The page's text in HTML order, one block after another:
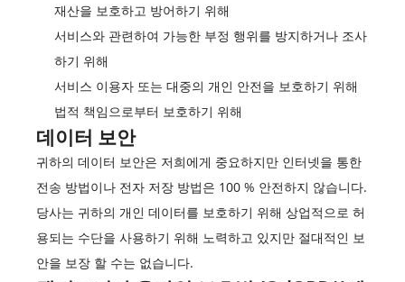
재산을 보호하고 방어하기 위해
서비스와 관련하여 가능한 부정 행위를 방지하거나 조사
하기 위해
서비스 이용자 또는 대중의 개인 안전을 보호하기 위해
법적 책임으로부터 보호하기 위해
데이터 보안
귀하의 데이터 보안은 저희에게 중요하지만 인터넷을 통한
전송 방법이나 전자 저장 방법은 100 % 안전하지 않습니다.
당사는 귀하의 개인 데이터를 보호하기 위해 상업적으로 허
용되는 수단을 사용하기 위해 노력하고 있지만 절대적인 보
안을 보장 할 수는 없습니다.